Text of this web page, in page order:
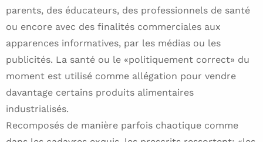
parents, des éducateurs, des professionnels de santé
ou encore avec des finalités commerciales aux
apparences informatives, par les médias ou les
publicités. La santé ou le «politiquement correct» du
moment est utilisé comme allégation pour vendre
davantage certains produits alimentaires
industrialisés.
Recomposés de manière parfois chaotique comme